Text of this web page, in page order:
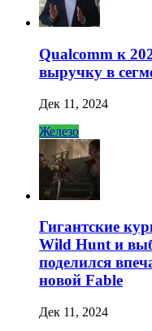
Qualcomm к
выручку в
Дек 11, 2024
Железо
Гигантские
Wild Hunt и
поделился
новой Fable
Дек 11, 2024